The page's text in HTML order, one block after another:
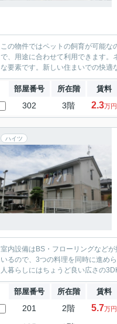
この物件ではペットの飼育が可能な
で、用途に合わせて利用できます。
な要素です。新しい住まいでの快適
部屋番号 所在階 賃料
302 3階 2.3万円
ハイツ
室内設備はBS・フローリングなど
いるので、3つの料理を同時に進め
人暮らしにはちょうど良い広さの
部屋番号 所在階 賃料
201 2階 5.7万円